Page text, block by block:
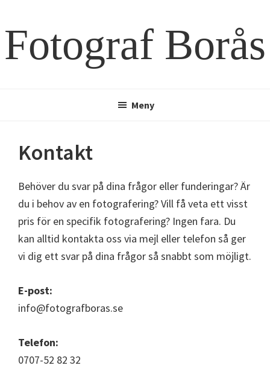
huvudinnehåll
sidfot
Fotograf Borås
Meny
Kontakt
Behöver du svar på dina frågor eller funderingar? Är
du i behov av en fotografering? Vill få veta ett visst
pris för en specifik fotografering? Ingen fara. Du
kan alltid kontakta oss via mejl eller telefon så ger
vi dig ett svar på dina frågor så snabbt som möjligt.
E-post:
info@fotografboras.se
Telefon:
0707-52 82 32